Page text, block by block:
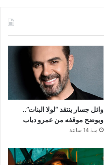
وائل جسار ينتقد “لولا البنات”..
ويوضح موقفه من عمرو دياب
منذ 14 ساعة